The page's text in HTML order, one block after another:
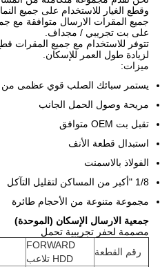
وقطع الغيار للاستخدام على جميع
على بت تجريبي / مجداف.
تتوفر للاستخدام مع جميع المقرات
لزيادة طول العمر للإسكان.
ميزات:
يستمر سبائك الصلب قوي عظمى من
مريحة وصول الحمل الجانب
تقبل بت OEM متوافق
استبدال قطعة الأنف
الفولاذ بالاسمنت
1/8 "أكبر من المساكن لتقليل التآكل
مجموعة متنوعة من الأحجام طائرة
جمعية الارسال الإسكان (الموحدة)
مصممة لحفر تجريبية تحمل
رقم القطعة
FORWARD
HDD تلاعب